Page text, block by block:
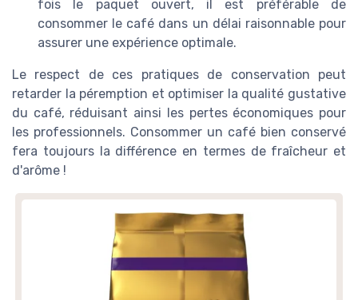
fois le paquet ouvert, il est préférable de
consommer le café dans un délai raisonnable pour
assurer une expérience optimale.
Le respect de ces pratiques de conservation peut
retarder la péremption et optimiser la qualité gustative
du café, réduisant ainsi les pertes économiques pour
les professionnels. Consommer un café bien conservé
fera toujours la différence en termes de fraîcheur et
d'arôme !